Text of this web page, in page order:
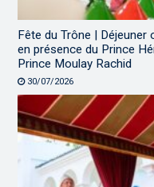
Fête du Trône |
en présence du Prince
Prince Moulay Rachid
30/07/2026